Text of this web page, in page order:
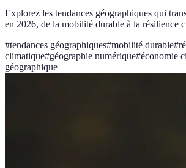
Explorez les tendances géographiques qui
en 2026, de la mobilité durable à la résilience
#tendances géographiques#mobilité durable#
climatique#géographie numérique#économie
géographique